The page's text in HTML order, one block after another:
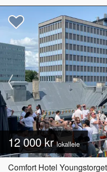
12 000 krlokalleie
Comfort Hotel